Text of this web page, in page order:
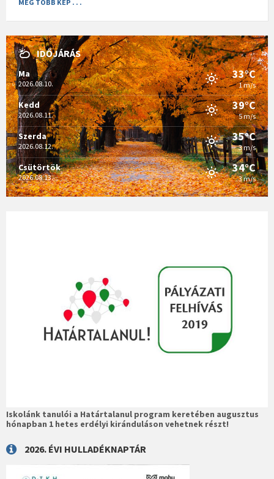
MÉG TÖBB KÉP . . .
IDŐJÁRÁS
Ma
2026.08.10.
33°C
1 m/s
Kedd
2026.08.11.
39°C
5 m/s
Szerda
2026.08.12.
35°C
3 m/s
Csütörtök
2026.08.13.
34°C
3 m/s
Iskolánk tanulói a Határtalanul program keretében augusztus
hónapban 1 hetes erdélyi kiránduláson vehetnek részt!
2026. ÉVI HULLADÉKNAPTÁR